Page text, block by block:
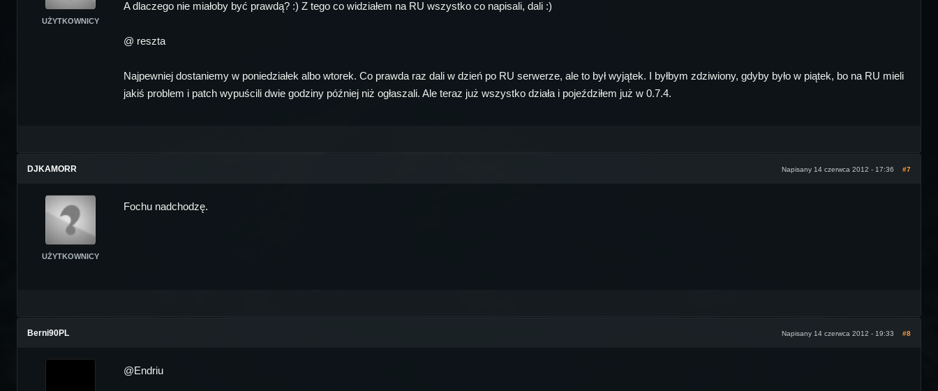
UŻYTKOWNICY
A dlaczego nie miałoby być prawdą? :) Z tego co widziałem na RU wszystko co napisali, dali :)
@ reszta
Najpewniej dostaniemy w poniedziałek albo wtorek. Co prawda raz dali w dzień po RU serwerze, ale to był wyjątek. I byłbym zdziwiony, gdyby było w piątek, bo na RU mieli
jakiś problem i patch wypuścili dwie godziny później niż ogłaszali. Ale teraz już wszystko działa i pojeździłem już w 0.7.4.
DJKAMORR Napisany 14 czerwca 2012 - 17:36 #7
UŻYTKOWNICY
Fochu nadchodzę.
Berni90PL Napisany 14 czerwca 2012 - 19:33 #8
@Endriu